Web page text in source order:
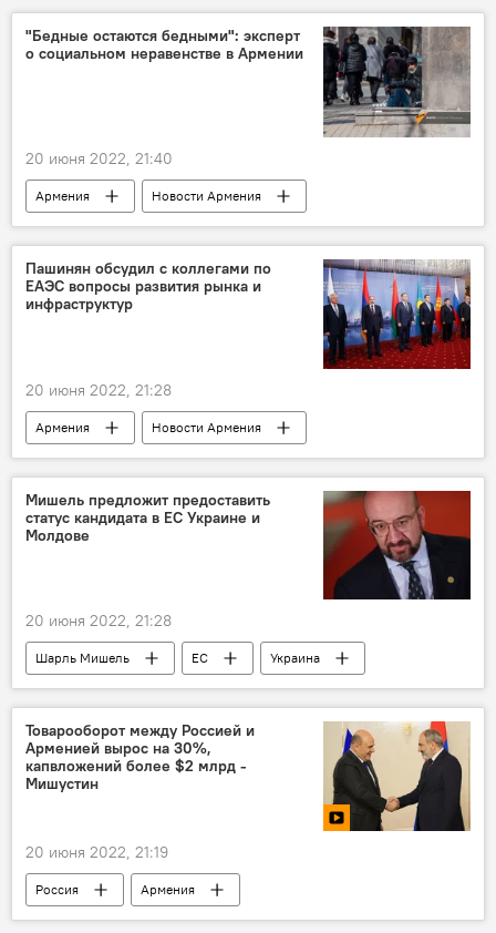
"Бедные остаются бедными": эксперт
о социальном неравенстве в Армении
20 июня 2022, 21:40
Армения
Новости Армения
Общество
бедность
Экономика
социальная сфера
Пашинян обсудил с коллегами по
ЕАЭС вопросы развития рынка и
инфраструктур
20 июня 2022, 21:28
Армения
Новости Армения
Политика
Пашинян Никол
ЕАЭС
развитие
инфраструктуры
Мишель предложит предоставить
статус кандидата в ЕС Украине и
Молдове
20 июня 2022, 21:28
Шарль Мишель ЕС
Украина
статус
В мире Молдова
Товарооборот между Россией и
Арменией вырос на 30%,
капвложений более $2 млрд -
Мишустин
20 июня 2022, 21:19
Россия
Армения
Михаил Мишустин
Видео